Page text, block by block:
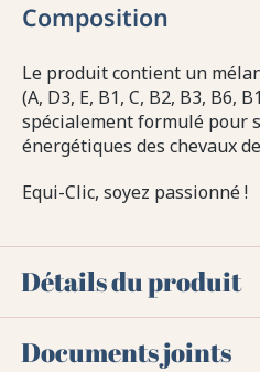
Composition
Le produit contient un
(A, D3, E, B1, C, B2, B3, B6,
spécialement formulé pour
énergétiques des chevaux
Equi-Clic, soyez passionné !
Détails du produit
Documents joints